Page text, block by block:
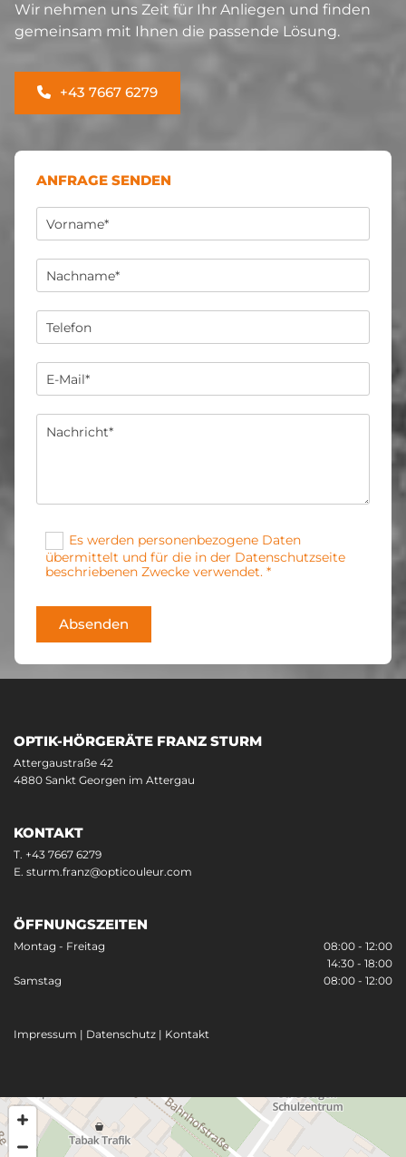
Wir nehmen uns Zeit für Ihr Anliegen und finden
gemeinsam mit Ihnen die passende Lösung.
+43 7667 6279
ANFRAGE SENDEN
Es werden personenbezogene Daten
übermittelt und für die in der Datenschutzseite
beschriebenen Zwecke verwendet. *
OPTIK-HÖRGERÄTE FRANZ STURM
Attergaustraße 42
4880 Sankt Georgen im Attergau
KONTAKT
T. +43 7667 6279
E. sturm.franz@opticouleur.com
ÖFFNUNGSZEITEN
Montag - Freitag
08:00 - 12:00
14:30 - 18:00
Samstag
08:00 - 12:00
Impressum | Datenschutz | Kontakt